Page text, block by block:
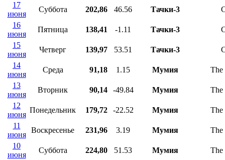
17
июня
Суббота 202,86 46.56 Тачки-3
16
июня
Пятница 138,41 -1.11 Тачки-3
15
июня
Четверг 139,97 53.51 Тачки-3
14
июня
Среда 91,18 1.15 Мумия
The
13
июня
Вторник 90,14 -49.84 Мумия
The
12
июня
Понедельник 179,72 -22.52 Мумия
The
11
июня
Воскресенье 231,96 3.19 Мумия
The
10
июня
Суббота 224,80 51.53 Мумия
The